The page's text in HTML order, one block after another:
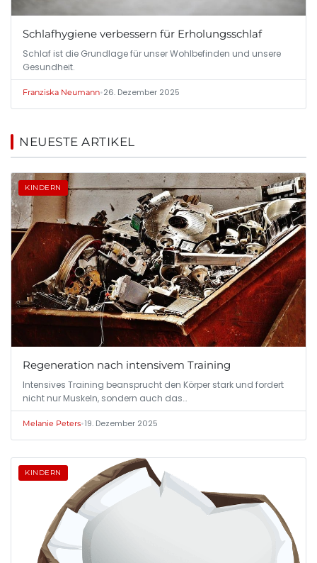
Schlafhygiene verbessern für Erholungsschlaf
Schlaf ist die Grundlage für unser Wohlbefinden und unsere
Gesundheit.
Franziska Neumann•26. Dezember 2025
NEUESTE ARTIKEL
KINDERN
Regeneration nach intensivem Training
Intensives Training beansprucht den Körper stark und fordert
nicht nur Muskeln, sondern auch das…
Melanie Peters•19. Dezember 2025
KINDERN